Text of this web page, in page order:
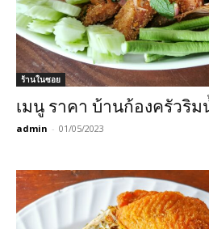
ร้านในซอย
เมนู ราคา บ้านก้องครัวริม
admin - 01/05/2023